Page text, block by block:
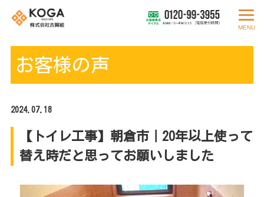
MENU
お客様の声
2024.07.18
【トイレ工事】朝倉市｜20年以上使って
替え時だと思ってお願いしました